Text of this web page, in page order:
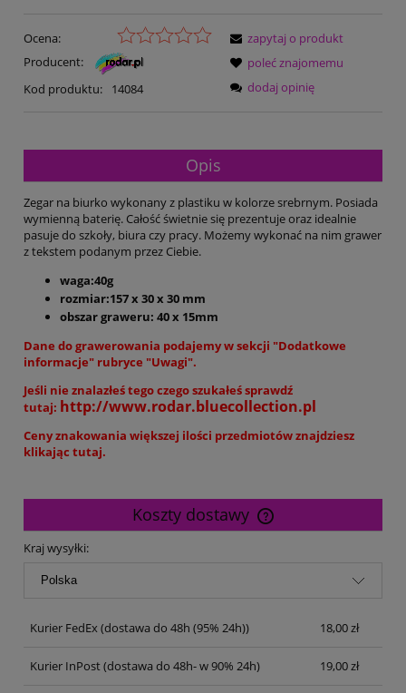
Ocena:
Producent:
Kod produktu:
14084
zapytaj o produkt
poleć znajomemu
dodaj opinię
Opis
Zegar na biurko wykonany z plastiku w kolorze srebrnym. Posiada
wymienną baterię. Całość świetnie się prezentuje oraz idealnie
pasuje do szkoły, biura czy pracy. Możemy wykonać na nim grawer
z tekstem podanym przez Ciebie.
waga:40g
rozmiar:157 x 30 x 30 mm
obszar graweru: 40 x 15mm
Dane do grawerowania podajemy w sekcji "Dodatkowe
informacje" rubryce "Uwagi".
Jeśli nie znalazłeś tego czego szukałeś sprawdź
tutaj: http://www.rodar.bluecollection.pl
Ceny znakowania większej ilości przedmiotów znajdziesz
klikając tutaj.
Koszty dostawy
Cena nie zawiera ewentualnych kosztów płatności
Kraj wysyłki:
Kurier FedEx(dostawa do 48h (95% 24h)) 18,00 zł
Kurier InPost(dostawa do 48h- w 90% 24h) 19,00 zł